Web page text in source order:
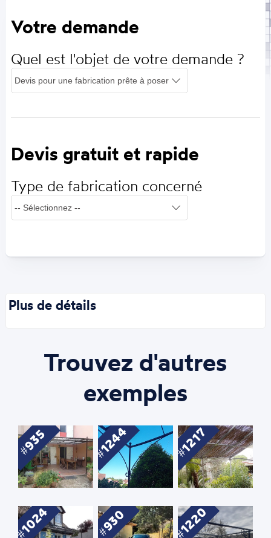
Votre demande
Quel est l'objet de votre demande ?
Devis gratuit et rapide
Type de fabrication concerné
Plus de détails
Trouvez d'autres
exemples
935 1244 1217
1024 930 1220